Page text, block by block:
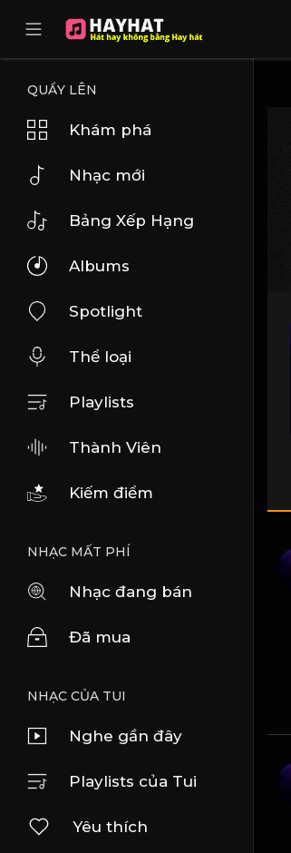
QUẨY LÊN
Khám phá
Nhạc mới
Bảng Xếp Hạng
Albums
Spotlight
Thể loại
Playlists
Thành Viên
Kiếm điểm
NHẠC MẤT PHÍ
Nhạc đang bán
Đã mua
NHẠC CỦA TUI
Nghe gần đây
Playlists của Tui
Yêu thích